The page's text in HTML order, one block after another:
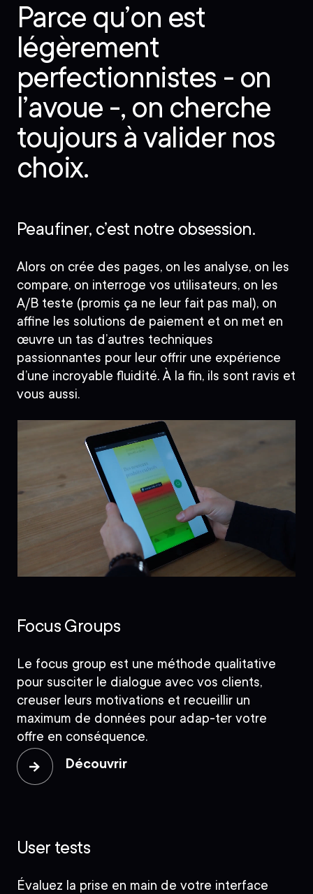
Parce qu’on est
légèrement
perfectionnistes - on
l’avoue -, on cherche
toujours à valider nos
choix.
Peaufiner, c’est notre obsession.
Alors on crée des pages, on les analyse, on les
compare, on interroge vos utilisateurs, on les
A/B teste (promis ça ne leur fait pas mal), on
affine les solutions de paiement et on met en
œuvre un tas d’autres techniques
passionnantes pour leur offrir une expérience
d’une incroyable fluidité. À la fin, ils sont ravis et
vous aussi.
Focus Groups
Le focus group est une méthode qualitative
pour susciter le dialogue avec vos clients,
creuser leurs motivations et recueillir un
maximum de données pour adap-ter votre
offre en conséquence.
Découvrir
User tests
Évaluez la prise en main de votre interface